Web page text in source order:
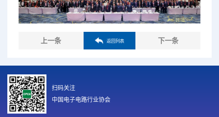
上一条 返回列表 下一条
扫码关注
中国电子电路行业协会